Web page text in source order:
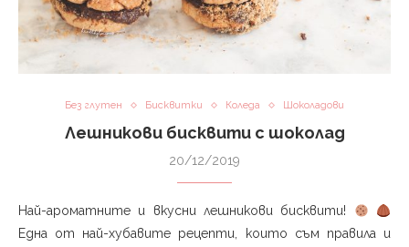
Без глутен Бисквитки Коледа Шоколадови
Лешникови бисквити с шоколад
20/12/2019
Най-ароматните и вкусни лешникови бисквити!
Една от най-хубавите рецепти, които съм правила и